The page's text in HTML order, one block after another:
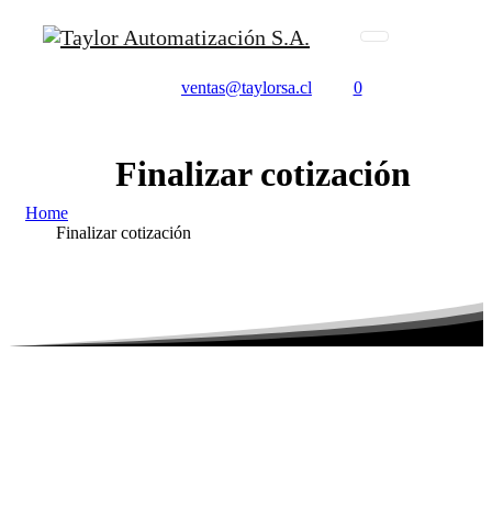
ventas@taylorsa.cl 0
Finalizar cotización
Home
Finalizar cotización